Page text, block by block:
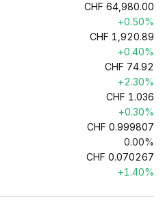
CHF 64,980.00
+0.50%
CHF 1,920.89
+0.40%
CHF 74.92
+2.30%
CHF 1.036
+0.30%
CHF 0.999807
0.00%
CHF 0.070267
+1.40%